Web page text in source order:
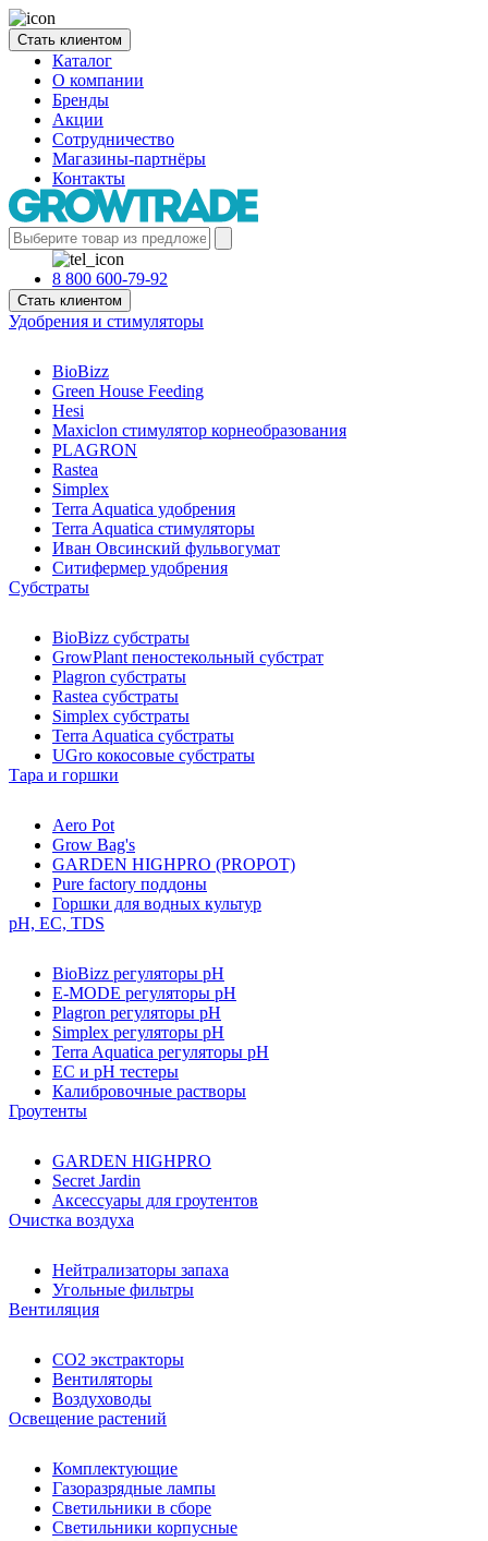
Стать клиентом
Каталог
О компании
Бренды
Акции
Сотрудничество
Магазины-партнёры
Контакты
8 800 600-79-92
Стать клиентом
Удобрения и стимуляторы
BioBizz
Green House Feeding
Hesi
Maxiclon стимулятор корнеобразования
PLAGRON
Rastea
Simplex
Terra Aquatica удобрения
Terra Aquatica стимуляторы
Иван Овсинский фульвогумат
Ситифермер удобрения
Субстраты
BioBizz cубстраты
GrowPlant пеностекольный субстрат
Plagron cубстраты
Rastea cубстраты
Simplex cубстраты
Terra Aquatica cубстраты
UGro кокосовые субстраты
Тара и горшки
Aero Pot
Grow Bag's
GARDEN HIGHPRO (PROPOT)
Pure factory поддоны
Горшки для водных культур
pH, EC, TDS
BioBizz регуляторы pH
E-MODE регуляторы pH
Plagron регуляторы pH
Simplex регуляторы pH
Terra Aquatica регуляторы pH
EC и pH тестеры
Калибровочные растворы
Гроутенты
GARDEN HIGHPRO
Secret Jardin
Аксессуары для гроутентов
Очистка воздуха
Нейтрализаторы запаха
Угольные фильтры
Вентиляция
CO2 экстракторы
Вентиляторы
Воздуховоды
Освещение растений
Комплектующие
Газоразрядные лампы
Светильники в сборе
Светильники корпусные